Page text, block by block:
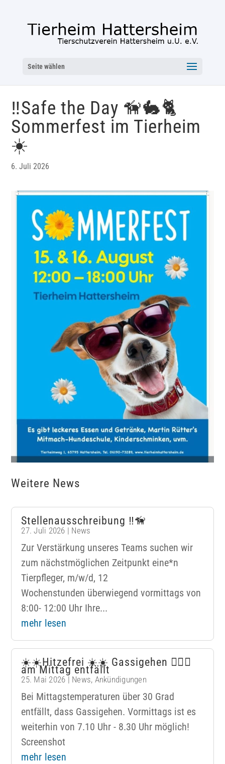
Seite wählen
‼️Safe the Day 🦮🐇🐈
Sommerfest im Tierheim
☀️
6. Juli 2026
Weitere News
Stellenausschreibung ‼️🦮
27. Juli 2026 | News
Zur Verstärkung unseres Teams suchen wir
zum nächstmöglichen Zeitpunkt eine*n
Tierpfleger, m/w/d, 12
Wochenstunden überwiegend vormittags von
8:00- 12:00 Uhr Ihre...
mehr lesen
☀️☀️Hitzefrei ☀️☀️ Gassigehen 🐕‍🦺🦮
am Mittag entfällt
25. Mai 2026 | News, Ankündigungen
Bei Mittagstemperaturen über 30 Grad
entfällt, dass Gassigehen. Vormittags ist es
weiterhin von 7.10 Uhr - 8.30 Uhr möglich!
Screenshot
mehr lesen